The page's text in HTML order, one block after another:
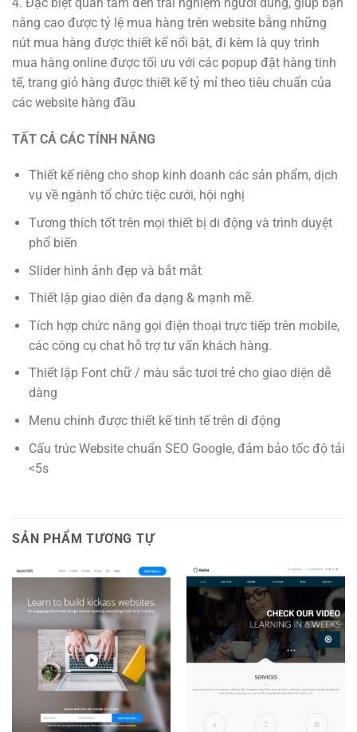
nâng cao được tỷ lệ mua hàng trên website bằng những
nút mua hàng được thiết kế nổi bật, đi kèm là quy trình
mua hàng online được tối ưu với các popup đặt hàng tinh
tế, trang giỏ hàng được thiết kế tỷ mỉ theo tiêu chuẩn của
các website hàng đầu
TẤT CẢ CÁC TÍNH NĂNG
Thiết kế riêng cho shop kinh doanh các sản phẩm, dịch
vụ về ngành tổ chức tiệc cưới, hội nghị
Tương thích tốt trên mọi thiết bị di động và trình duyệt
phổ biến
Slider hình ảnh đẹp và bắt mắt
Thiết lập giao diện đa dạng & mạnh mẽ.
Tích hợp chức năng gọi điện thoại trực tiếp trên mobile,
các công cụ chat hỗ trợ tư vấn khách hàng.
Thiết lập Font chữ / màu sắc tươi trẻ cho giao diện dễ
dàng
Menu chính được thiết kế tinh tế trên di động
Cấu trúc Website chuẩn SEO Google, đảm bảo tốc độ tải
<5s
SẢN PHẨM TƯƠNG TỰ